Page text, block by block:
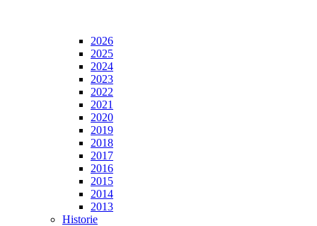
2026
2025
2024
2023
2022
2021
2020
2019
2018
2017
2016
2015
2014
2013
Historie